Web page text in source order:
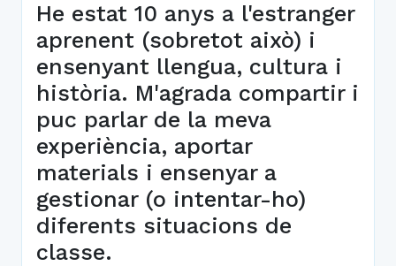
He estat 10 anys a l'estranger
aprenent (sobretot això) i
ensenyant llengua, cultura i
història. M'agrada compartir i
puc parlar de la meva
experiència, aportar
materials i ensenyar a
gestionar (o intentar-ho)
diferents situacions de
classe.